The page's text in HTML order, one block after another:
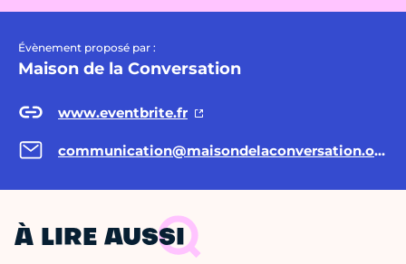
Évènement proposé par :
Maison de la Conversation
www.eventbrite.fr
communication@maisondelaconversation.org
À LIRE AUSSI